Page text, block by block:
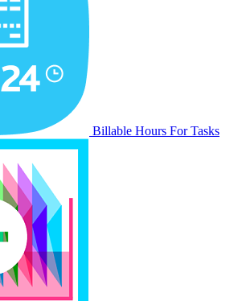
Billable Hours For Tasks